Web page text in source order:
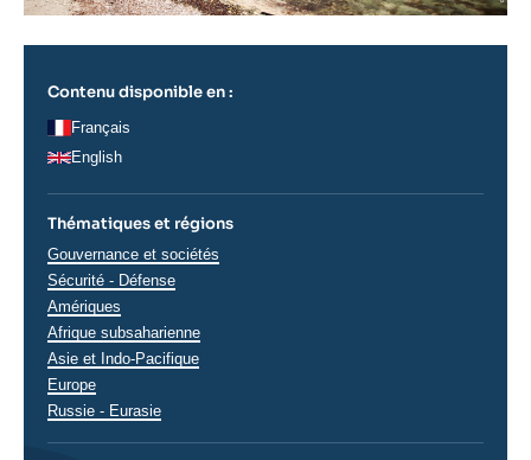
Contenu disponible en :
Français
English
Thématiques et régions
Thématiques
analyses
Gouvernance et sociétés
Sécurité - Défense
Régions
Amériques
Afrique subsaharienne
Asie et Indo-Pacifique
Europe
Russie - Eurasie